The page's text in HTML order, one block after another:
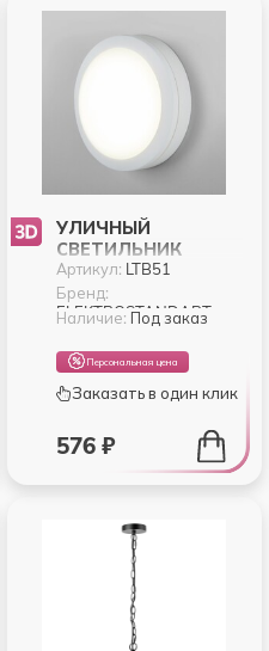
УЛИЧНЫЙ
СВЕТИЛЬНИК
ELEKTROSTANDART
LTB51 LTB51
Артикул: LTB51
Бренд:
ELEKTROSTANDART
Наличие: Под заказ
Персональная цена
Заказать в один клик
576 ₽